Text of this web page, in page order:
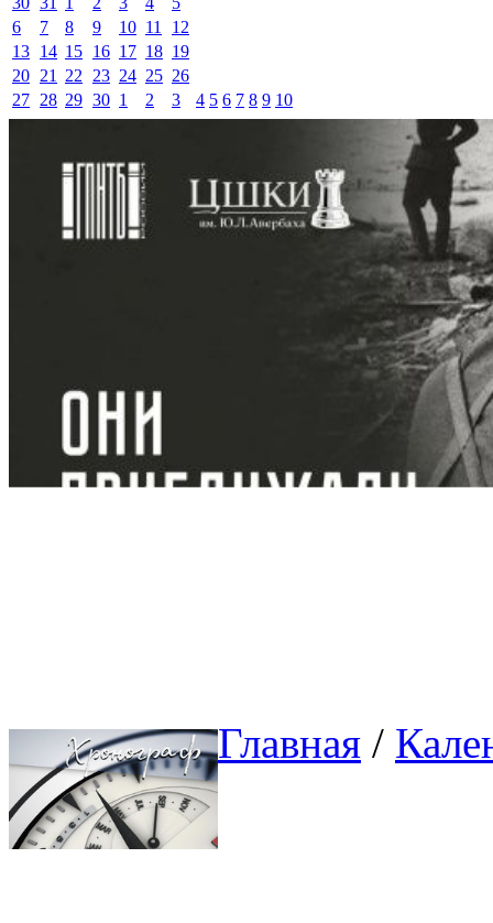
6
7 8 9 10 11
12
13 14 15 16 17 18 19
20 21 22 23 24 25 26
27 28 29 30 1 2 3 4 5 6 7 8 9 10
Главная /